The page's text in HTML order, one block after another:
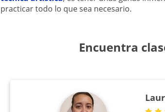
practicar todo lo que sea necesario.
Encuentra